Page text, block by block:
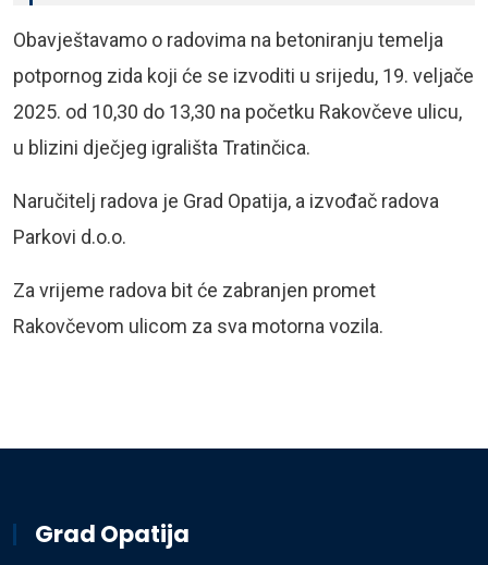
Obavještavamo o radovima na betoniranju temelja
potpornog zida koji će se izvoditi u srijedu, 19. veljače
2025. od 10,30 do 13,30 na početku Rakovčeve ulicu,
u blizini dječjeg igrališta Tratinčica.
Naručitelj radova je Grad Opatija, a izvođač radova
Parkovi d.o.o.
Za vrijeme radova bit će zabranjen promet
Rakovčevom ulicom za sva motorna vozila.
Grad Opatija